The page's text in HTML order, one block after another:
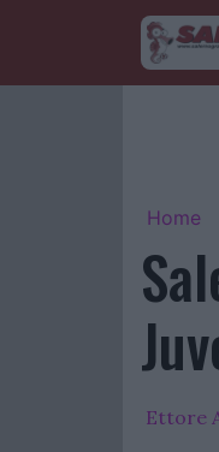
Home
Ettore